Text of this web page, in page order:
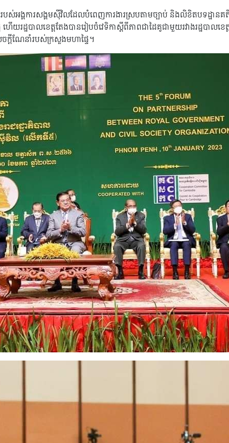
បស់អង្គការសង្គមស៊ីវិលដែលបំពេញការងារស្របតាមច្បាប់ និងលិខិតបទដ្ឋានគ
រដ្ឋបាលខេត្តតែងបានរៀបចំវេទិកាស្ដីពីភាពជាដៃគូជាមួយរវាងរដ្ឋបាលខេ
ក្ដីណែនាំរបស់ក្រសួងមហាផ្ទៃ។